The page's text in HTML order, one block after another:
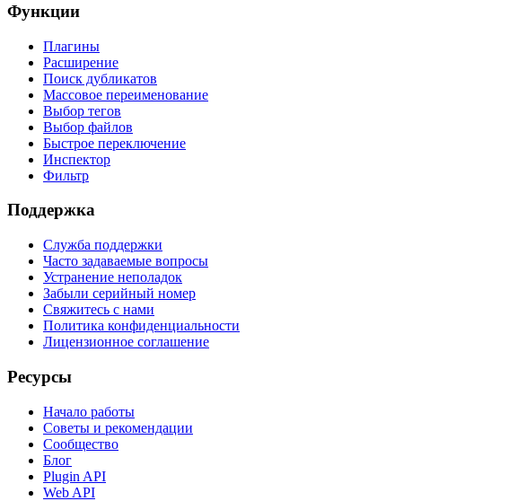
Функции
Плагины
Расширение
Поиск дубликатов
Массовое переименование
Выбор тегов
Выбор файлов
Быстрое переключение
Инспектор
Фильтр
Поддержка
Служба поддержки
Часто задаваемые вопросы
Устранение неполадок
Забыли серийный номер
Свяжитесь с нами
Политика конфиденциальности
Лицензионное соглашение
Ресурсы
Начало работы
Советы и рекомендации
Сообщество
Блог
Plugin API
Web API